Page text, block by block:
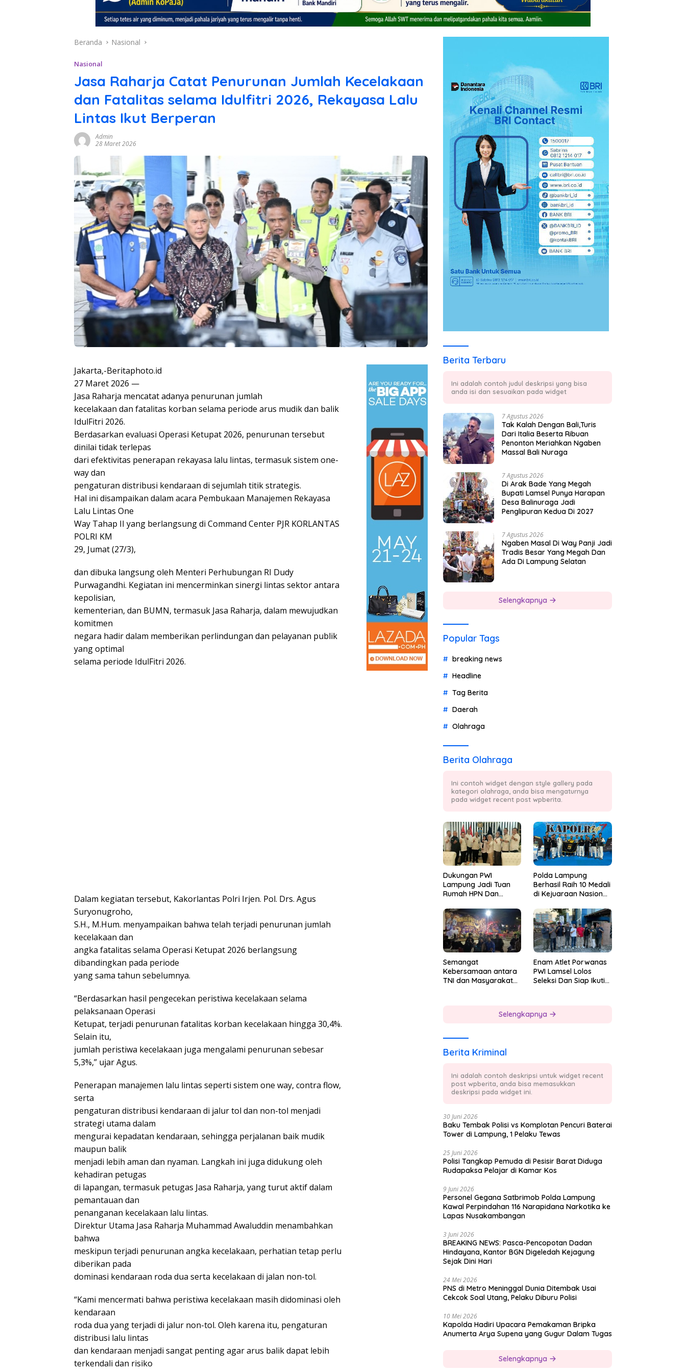
Beranda Nasional
Nasional
Jasa Raharja Catat Penurunan Jumlah Kecelakaan
dan Fatalitas selama Idulfitri 2026, Rekayasa Lalu
Lintas Ikut Berperan
Admin
28 Maret 2026
Jakarta,-Beritaphoto.id
27 Maret 2026 —
Jasa Raharja mencatat adanya penurunan jumlah
kecelakaan dan fatalitas korban selama periode arus mudik dan balik
IdulFitri 2026.
Berdasarkan evaluasi Operasi Ketupat 2026, penurunan tersebut
dinilai tidak terlepas
dari efektivitas penerapan rekayasa lalu lintas, termasuk sistem one-
way dan
pengaturan distribusi kendaraan di sejumlah titik strategis.
Hal ini disampaikan dalam acara Pembukaan Manajemen Rekayasa
Lalu Lintas One
Way Tahap II yang berlangsung di Command Center PJR KORLANTAS
POLRI KM
29, Jumat (27/3),
dan dibuka langsung oleh Menteri Perhubungan RI Dudy
Purwagandhi. Kegiatan ini mencerminkan sinergi lintas sektor antara
kepolisian,
kementerian, dan BUMN, termasuk Jasa Raharja, dalam mewujudkan
komitmen
negara hadir dalam memberikan perlindungan dan pelayanan publik
yang optimal
selama periode IdulFitri 2026.
Dalam kegiatan tersebut, Kakorlantas Polri Irjen. Pol. Drs. Agus
Suryonugroho,
S.H., M.Hum. menyampaikan bahwa telah terjadi penurunan jumlah
kecelakaan dan
angka fatalitas selama Operasi Ketupat 2026 berlangsung
dibandingkan pada periode
yang sama tahun sebelumnya.
“Berdasarkan hasil pengecekan peristiwa kecelakaan selama
pelaksanaan Operasi
Ketupat, terjadi penurunan fatalitas korban kecelakaan hingga 30,4%.
Selain itu,
jumlah peristiwa kecelakaan juga mengalami penurunan sebesar
5,3%,” ujar Agus.
Penerapan manajemen lalu lintas seperti sistem one way, contra flow,
serta
pengaturan distribusi kendaraan di jalur tol dan non-tol menjadi
strategi utama dalam
mengurai kepadatan kendaraan, sehingga perjalanan baik mudik
maupun balik
menjadi lebih aman dan nyaman. Langkah ini juga didukung oleh
kehadiran petugas
di lapangan, termasuk petugas Jasa Raharja, yang turut aktif dalam
pemantauan dan
penanganan kecelakaan lalu lintas.
Direktur Utama Jasa Raharja Muhammad Awaluddin menambahkan
bahwa
meskipun terjadi penurunan angka kecelakaan, perhatian tetap perlu
diberikan pada
dominasi kendaraan roda dua serta kecelakaan di jalan non-tol.
“Kami mencermati bahwa peristiwa kecelakaan masih didominasi oleh
kendaraan
roda dua yang terjadi di jalur non-tol. Oleh karena itu, pengaturan
distribusi lalu lintas
dan kendaraan menjadi sangat penting agar arus balik dapat lebih
terkendali dan risiko
Berita Terbaru
Ini adalah contoh judul deskripsi yang bisa
anda isi dan sesuaikan pada widget
7 Agustus 2026
Tak Kalah Dengan Bali,Turis
Dari Italia Beserta Ribuan
Penonton Meriahkan Ngaben
Massal Bali Nuraga
7 Agustus 2026
Di Arak Bade Yang Megah
Bupati Lamsel Punya Harapan
Desa Balinuraga Jadi
Penglipuran Kedua Di 2027
7 Agustus 2026
Ngaben Masal Di Way Panji Jadi
Tradis Besar Yang Megah Dan
Ada Di Lampung Selatan
Selengkapnya
Popular Tags
breaking news
Headline
Tag Berita
Daerah
Olahraga
Berita Olahraga
Ini contoh widget dengan style gallery pada
kategori olahraga, anda bisa mengaturnya
pada widget recent post wpberita.
Dukungan PWI
Lampung Jadi Tuan
Rumah HPN Dan
Kembali Datang Dari
Irjenpas Komjen
Pol.Rudi Setiawan
Polda Lampung
Berhasil Raih 10 Medali
di Kejuaraan Nasional
Cup 7
Semangat
Kebersamaan antara
TNI dan Masyarakat
Enam Atlet Porwanas
PWI Lamsel Lolos
Seleksi Dan Siap Ikuti
2027
Selengkapnya
Berita Kriminal
Ini adalah contoh deskripsi untuk widget recent
post wpberita, anda bisa memasukkan
deskripsi pada widget ini.
30 Juni 2026
Baku Tembak Polisi vs Komplotan Pencuri Baterai
Tower di Lampung, 1 Pelaku Tewas
25 Juni 2026
Polisi Tangkap Pemuda di Pesisir Barat Diduga
Rudapaksa Pelajar di Kamar Kos
9 Juni 2026
Personel Gegana Satbrimob Polda Lampung
Kawal Perpindahan 116 Narapidana Narkotika ke
Lapas Nusakambangan
3 Juni 2026
BREAKING NEWS: Pasca-Pencopotan Dadan
Hindayana, Kantor BGN Digeledah Kejagung
Sejak Dini Hari
24 Mei 2026
PNS di Metro Meninggal Dunia Ditembak Usai
Cekcok Soal Utang, Pelaku Diburu Polisi
10 Mei 2026
Kapolda Hadiri Upacara Pemakaman Bripka
Anumerta Arya Supena yang Gugur Dalam Tugas
Selengkapnya